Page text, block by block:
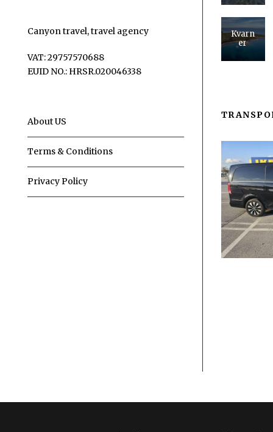
Canyon travel, travel agency
VAT: 29757570688
EUID NO.: HRSR.020046338
About US
Terms & Conditions
Privacy Policy
Kvarn
er